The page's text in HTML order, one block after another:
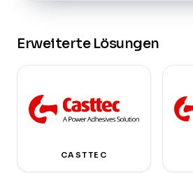
Erweiterte Lösungen
CASTTEC